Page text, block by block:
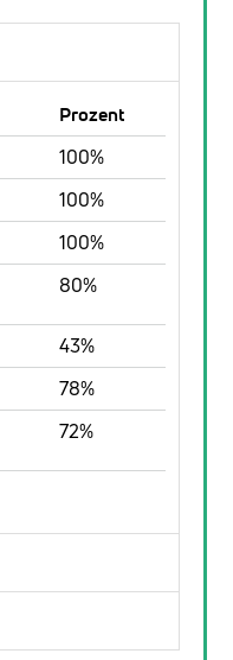
Prozent
100%
100%
100%
80%
43%
78%
72%